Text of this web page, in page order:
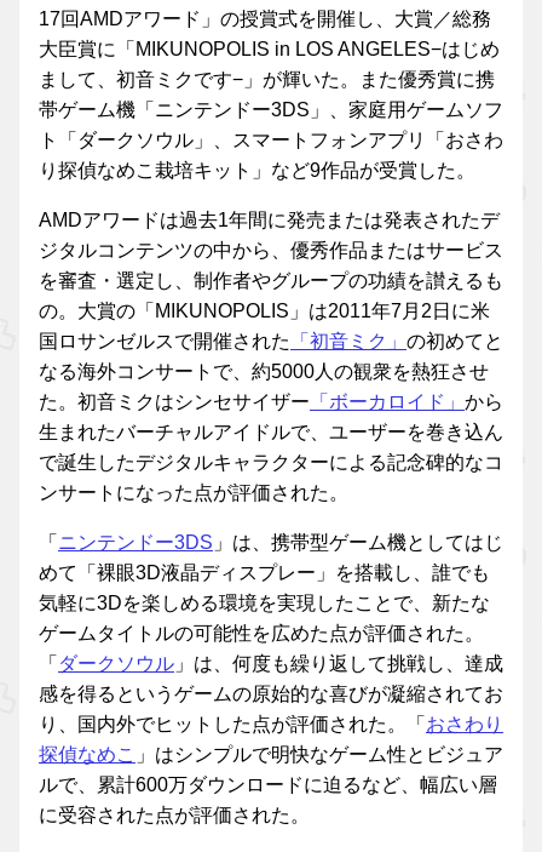
17回AMDアワード」の授賞式を開催し、大賞／総務
大臣賞に「MIKUNOPOLIS in LOS ANGELES−はじめ
まして、初音ミクです−」が輝いた。また優秀賞に携
帯ゲーム機「ニンテンドー3DS」、家庭用ゲームソフ
ト「ダークソウル」、スマートフォンアプリ「おさわ
り探偵なめこ栽培キット」など9作品が受賞した。
AMDアワードは過去1年間に発売または発表されたデ
ジタルコンテンツの中から、優秀作品またはサービス
を審査・選定し、制作者やグループの功績を讃えるも
の。大賞の「MIKUNOPOLIS」は2011年7月2日に米
国ロサンゼルスで開催された
「初音ミク」 の初めてと
なる海外コンサートで、約5000人の観衆を熱狂させ
た。初音ミクはシンセサイザー 「ボーカロイド」 から
生まれたバーチャルアイドルで、ユーザーを巻き込ん
で誕生したデジタルキャラクターによる記念碑的なコ
ンサートになった点が評価された。
「 ニンテンドー3DS 」は、携帯型ゲーム機としてはじ
めて「裸眼3D液晶ディスプレー」を搭載し、誰でも
気軽に3Dを楽しめる環境を実現したことで、新たな
ゲームタイトルの可能性を広めた点が評価された。
「 ダークソウル 」は、何度も繰り返して挑戦し、達成
感を得るというゲームの原始的な喜びが凝縮されてお
り、国内外でヒットした点が評価された。「 おさわり
探偵なめこ 」はシンプルで明快なゲーム性とビジュア
ルで、累計600万ダウンロードに迫るなど、幅広い層
に受容された点が評価された。